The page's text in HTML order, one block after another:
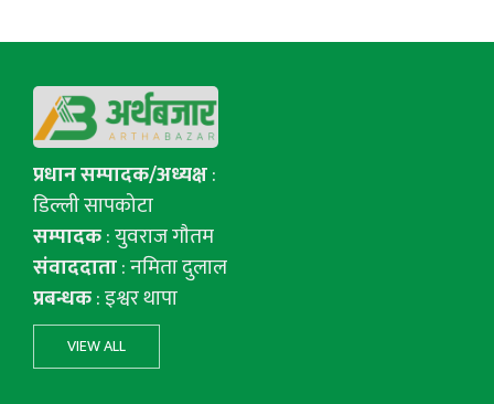
प्रधान सम्पादक/अध्यक्ष:
डिल्ली सापकोटा
सम्पादक: युवराज गाैतम
संवाददाता: नमिता दुलाल
प्रबन्धक: इश्वर थापा
VIEW ALL